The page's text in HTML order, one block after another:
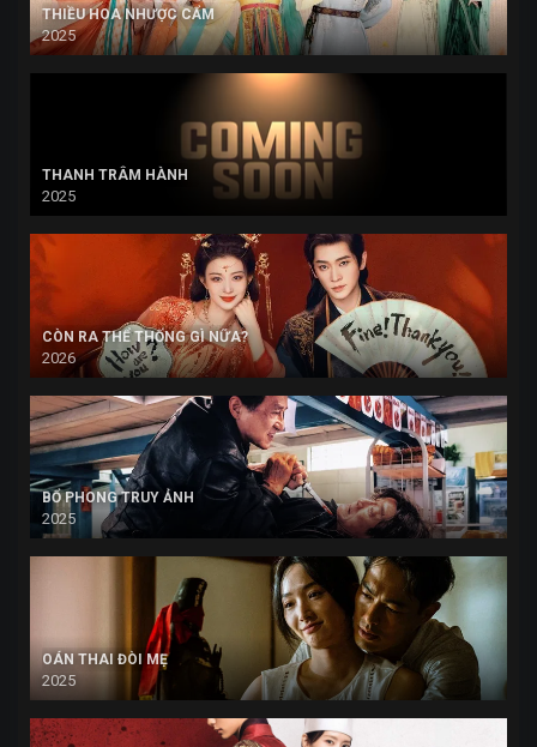
THIỀU HOA NHƯỢC CẨM
2025
THANH TRÂM HÀNH
2025
CÒN RA THỂ THỐNG GÌ NỮA?
2026
BỔ PHONG TRUY ẢNH
2025
OÁN THAI ĐÒI MẸ
2025